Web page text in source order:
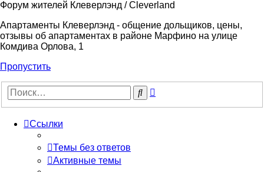
Форум жителей Клеверлэнд / Cleverland
Апартаменты Клеверлэнд - общение дольщиков, цены,
отзывы об апартаментах в районе Марфино на улице
Комдива Орлова, 1
Пропустить
Поиск
Ссылки
Темы без ответов
Активные темы